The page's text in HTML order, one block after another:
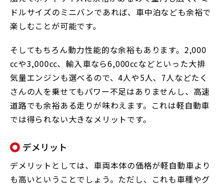
ドルサイズのミニバンであれば、車中泊なども余裕で
楽しむことが可能です。
そしてもちろん動力性能的な余裕もあります。2,000
㏄や3,000㏄、輸入車なら6,000㏄などといった大排
気量エンジンも選べるので、4人や5人、7人などたく
さんの人を乗せてもパワー不足はありませんし、高速
道路でも余裕ある走りが味わえます。これは軽自動車
では得られない大きなメリットです。
デメリット
デメリットとしては、車両本体の価格が軽自動車より
も高いということでしょう。ただし、これも車種やグ